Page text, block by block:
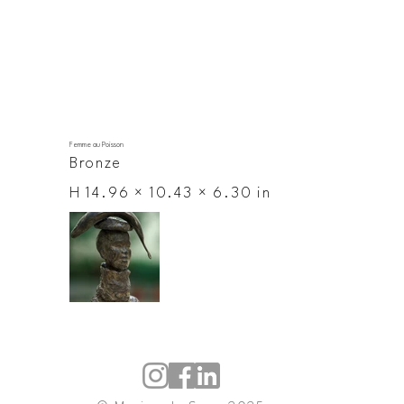
Femme au Poisson
Bronze
H 14.96 × 10.43 × 6.30 in